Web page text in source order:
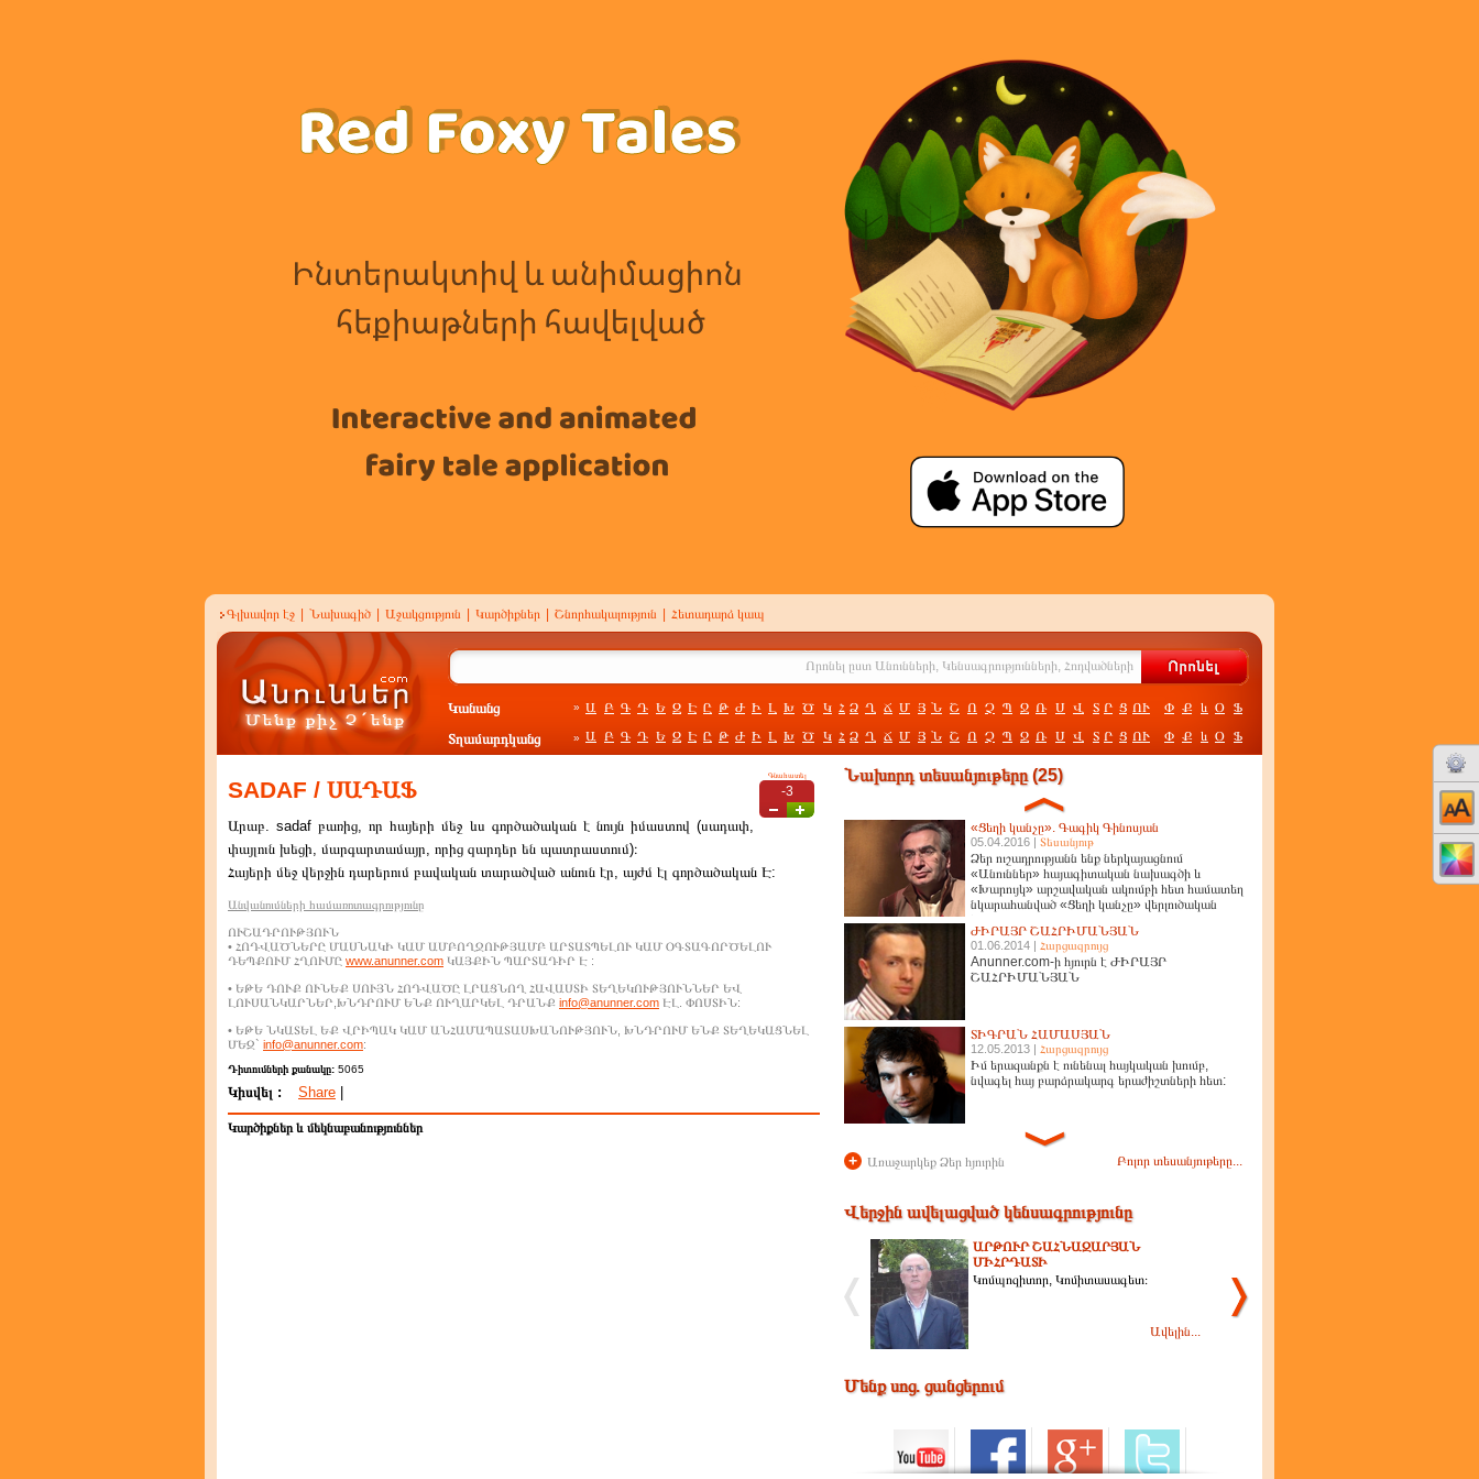
Գլխավոր էջ Նախագիծ Աջակցություն Կարծիքներ Շնորհակալություն Հետադարձ կապ
Կանանց » Ա Բ Գ Դ Ե Զ Է Ը Թ Ժ Ի Լ Խ Ծ Կ Հ Ձ Ղ Ճ Մ Յ Ն Շ Ո Չ Պ Ջ Ռ Ս Վ Տ Ր Ց ՈՒ Փ Ք և Օ Ֆ
Տղամարդկանց » Ա Բ Գ Դ Ե Զ Է Ը Թ Ժ Ի Լ Խ Ծ Կ Հ Ձ Ղ Ճ Մ Յ Ն Շ Ո Չ Պ Ջ Ռ Ս Վ Տ Ր Ց ՈՒ Փ Ք և Օ Ֆ
Գնահատել
-3
SADAF / ՍԱԴԱՖ
Արաբ. sadaf բառից, որ հայերի մեջ ևս գործածական է նույն իմաստով (սադափ,
փայլուն խեցի, մարգարտամայր, որից զարդեր են պատրաստում)։
Հայերի մեջ վերջին դարերում բավական տարածված անուն էր, այժմ էլ գործածական Է:
Անվանումների համառոտագրությունը
ՈՒՇԱԴՐՈՒԹՅՈՒՆ
• ՀՈԴՎԱԾՆԵՐԸ ՄԱՍՆԱԿԻ ԿԱՄ ԱՄԲՈՂՋՈՒԹՅԱՄԲ ԱՐՏԱՏՊԵԼՈՒ ԿԱՄ ՕԳՏԱԳՈՐԾԵԼՈՒ
ԴԵՊՔՈՒՄ ՀՂՈՒՄԸ www.anunner.com ԿԱՅՔԻՆ ՊԱՐՏԱԴԻՐ Է :
• ԵԹԵ ԴՈՒՔ ՈՒՆԵՔ ՍՈՒՅՆ ՀՈԴՎԱԾԸ ԼՐԱՑՆՈՂ ՀԱՎԱՍՏԻ ՏԵՂԵԿՈՒԹՅՈՒՆՆԵՐ ԵՎ
ԼՈՒՍԱՆԿԱՐՆԵՐ,ԽՆԴՐՈՒՄ ԵՆՔ ՈՒՂԱՐԿԵԼ ԴՐԱՆՔ info@anunner.com ԷԼ. ՓՈՍՏԻՆ:
• ԵԹԵ ՆԿԱՏԵԼ ԵՔ ՎՐԻՊԱԿ ԿԱՄ ԱՆՀԱՄԱՊԱՏԱՍԽԱՆՈՒԹՅՈՒՆ, ԽՆԴՐՈՒՄ ԵՆՔ ՏԵՂԵԿԱՑՆԵԼ
ՄԵԶ` info@anunner.com:
Դիտումների քանակը: 5065
Կիսվել : Share
Կարծիքներ և մեկնաբանություններ
Նախորդ տեսանյութերը (25)
«Ցեղի կանչը». Գագիկ Գինոսյան
05.04.2016 | Տեսանյութ
Ձեր ուշադրությանն ենք ներկայացնում
«Անուններ» հայագիտական նախագծի և
«Խարույկ» արշավական ակումբի հետ համատեղ
նկարահանված «Ցեղի կանչը» վերլուծական
ԺԻՐԱՅՐ ՇԱՀՐԻՄԱՆՅԱՆ
01.06.2014 | Հարցազրույց
Anunner.com-ի հյուրն է ԺԻՐԱՅՐ
ՇԱՀՐԻՄԱՆՅԱՆ
ՏԻԳՐԱՆ ՀԱՄԱՍՅԱՆ
12.05.2013 | Հարցազրույց
Իմ երազանքն է ունենալ հայկական խումբ,
նվագել հայ բարձրակարգ երաժիշտների հետ:
+ Առաջարկեք Ձեր հյուրին Բոլոր տեսանյութերը...
Վերջին ավելացված կենսագրությունը
ԱՐԹՈՒՐ ՇԱՀՆԱԶԱՐՅԱՆ
ՄԻՀՐԴԱՏԻ
Կոմպոզիտոր, Կոմիտասագետ։
Ավելին...
Մենք սոց. ցանցերում